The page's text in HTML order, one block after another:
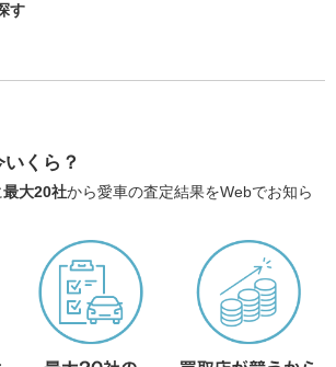
す
くら？
最大20社から愛車の査定結果をWebでお知ら